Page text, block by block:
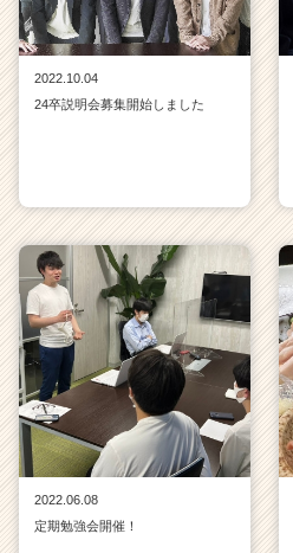
2022.10.04
24卒説明会募集開始しました
2022.06.08
定期勉強会開催！